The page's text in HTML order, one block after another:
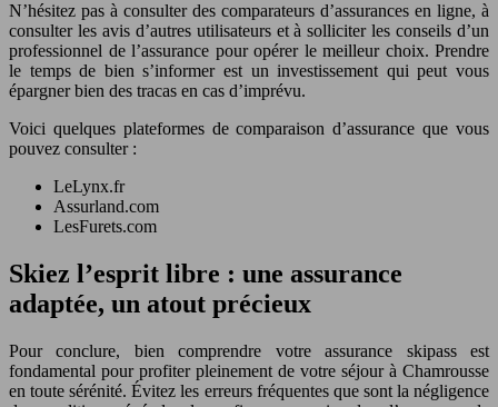
N’hésitez pas à consulter des comparateurs d’assurances en ligne, à
consulter les avis d’autres utilisateurs et à solliciter les conseils d’un
professionnel de l’assurance pour opérer le meilleur choix. Prendre
le temps de bien s’informer est un investissement qui peut vous
épargner bien des tracas en cas d’imprévu.
Voici quelques plateformes de comparaison d’assurance que vous
pouvez consulter :
LeLynx.fr
Assurland.com
LesFurets.com
Skiez l’esprit libre : une assurance
adaptée, un atout précieux
Pour conclure, bien comprendre votre assurance skipass est
fondamental pour profiter pleinement de votre séjour à Chamrousse
en toute sérénité. Évitez les erreurs fréquentes que sont la négligence